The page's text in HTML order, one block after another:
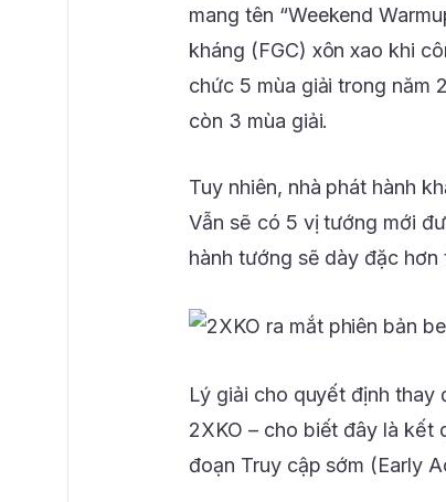
mang tên “Weekend
kháng (FGC) xôn xao khi
chức 5 mùa giải trong năm
còn 3 mùa giải.
Tuy nhiên, nhà phát hành
Vẫn sẽ có 5 vị tướng mới
hành tướng sẽ dày đặc hơn
Lý giải cho quyết định thay
2XKO – cho biết đây là kết
đoạn Truy cập sớm (Early